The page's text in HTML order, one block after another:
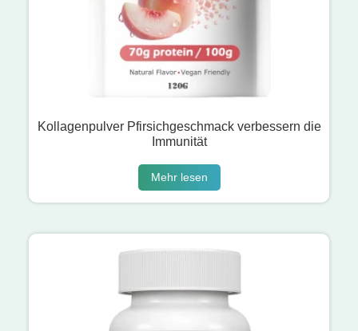
Kollagenpulver Pfirsichgeschmack verbessern die
Immunität
Mehr lesen